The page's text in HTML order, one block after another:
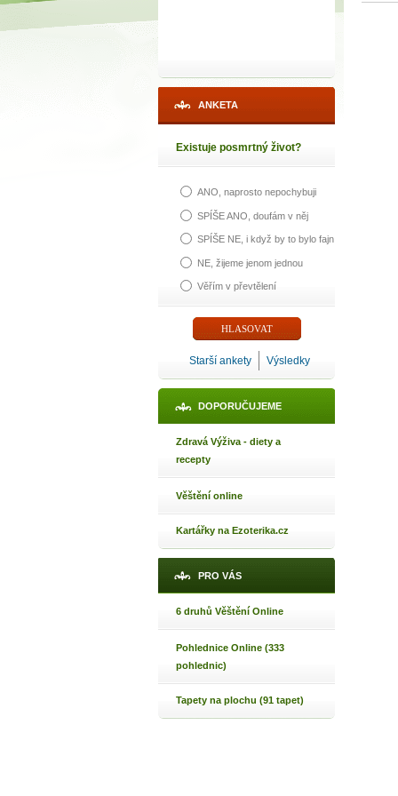
ANKETA
Existuje posmrtný život?
ANO, naprosto nepochybuji
SPÍŠE ANO, doufám v něj
SPÍŠE NE, i když by to bylo fajn
NE, žijeme jenom jednou
Věřím v převtělení
Starší ankety Výsledky
DOPORUČUJEME
Zdravá Výživa - diety a
recepty
Věštění online
Kartářky na Ezoterika.cz
PRO VÁS
6 druhů Věštění Online
Pohlednice Online (333
pohlednic)
Tapety na plochu (91 tapet)